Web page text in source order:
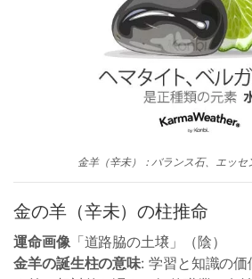
金羊（辛未）：バランス石、エッセ
金の羊（辛未）の柱推命
運命画像「道路脇の土壌」（陰）
金羊の誕生柱の意味: 学習と知識の価